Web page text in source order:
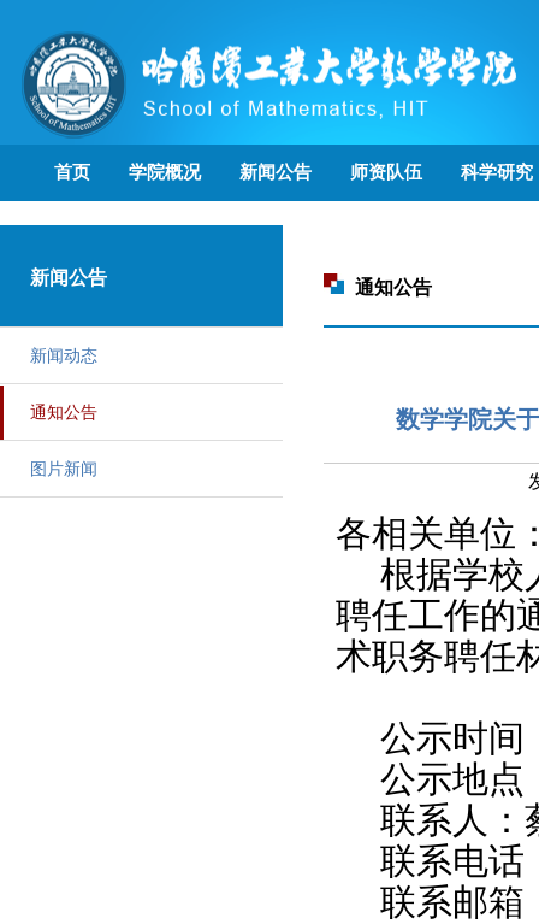
首页 学院概况 新闻公告 师资队伍 科学研究
新闻公告
新闻动态
通知公告
图片新闻
通知公告
数学学院关
各相关单位
根据学校
聘任工作的
术职务聘任
公示时间
公示地点
联系人：
联系电话
联系邮箱